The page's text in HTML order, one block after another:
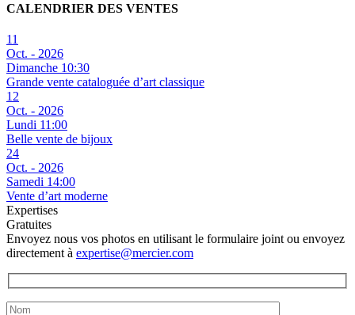
CALENDRIER DES VENTES
11
Oct. - 2026
Dimanche 10:30
Grande vente cataloguée d’art classique
12
Oct. - 2026
Lundi 11:00
Belle vente de bijoux
24
Oct. - 2026
Samedi 14:00
Vente d’art moderne
Expertises
Gratuites
Envoyez nous vos photos en utilisant le formulaire joint ou envoyez
directement à expertise@mercier.com